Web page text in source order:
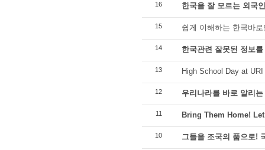
16 한국을 잘 모르는 외국
15 쉽게 이해하는 한국바
14 한국관련 잘못된 정보
13 High School Day at
12 우리나라를 바로 알리
11 Bring Them Home!
10 그들을 조국의 품으로!